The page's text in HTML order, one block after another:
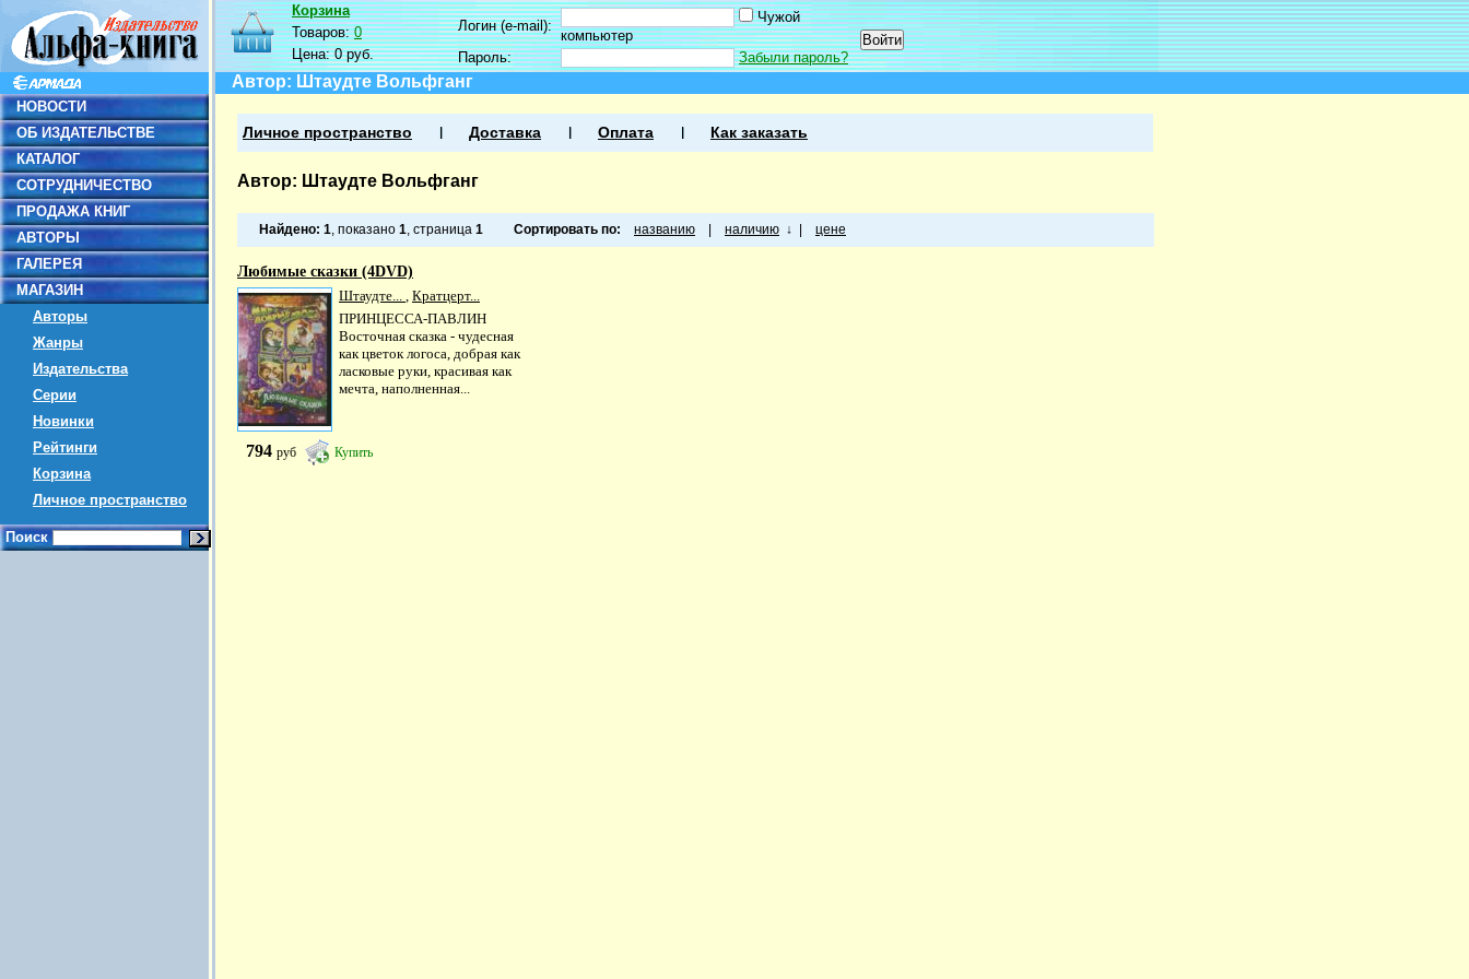
НОВОСТИ
ОБ ИЗДАТЕЛЬСТВЕ
КАТАЛОГ
СОТРУДНИЧЕСТВО
ПРОДАЖА КНИГ
АВТОРЫ
ГАЛЕРЕЯ
МАГАЗИН
Авторы
Жанры
Издательства
Серии
Новинки
Рейтинги
Корзина
Личное пространство
Поиск
Корзина
Товаров:0
Цена:0 руб.
Логин (e-mail):
Чужой
компьютер
Пароль:
Забыли пароль?
Автор: Штаудте Вольфганг
Личное пространство Доставка Оплата Как заказать
Автор: Штаудте Вольфганг
Найдено: 1, показано 1, страница 1 Сортировать по: названию наличию ↓ цене
Любимые сказки (4DVD)
Штаудте... , Кратцерт...
ПРИНЦЕССА-ПАВЛИН
Восточная сказка - чудесная
как цветок логоса, добрая как
ласковые руки, красивая как
мечта, наполненная...
794 руб Купить